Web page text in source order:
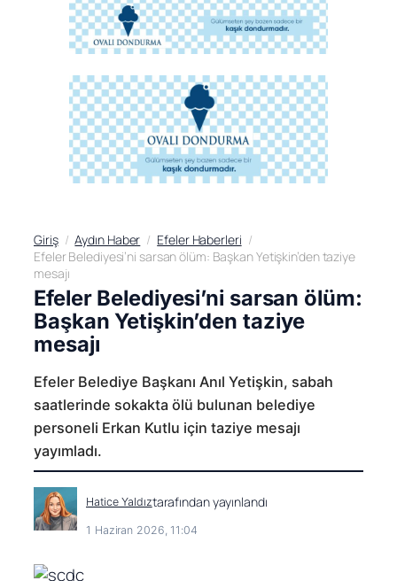
Giriş Aydın Haber
Efeler Haberleri
Efeler Belediyesi’ni sarsan ölüm: Başkan Yetişkin’den taziye
mesajı
Efeler Belediyesi’ni sarsan ölüm:
Başkan Yetişkin’den taziye
mesajı
Efeler Belediye Başkanı Anıl Yetişkin, sabah
saatlerinde sokakta ölü bulunan belediye
personeli Erkan Kutlu için taziye mesajı
yayımladı.
Hatice Yaldıztarafından yayınlandı
1 Haziran 2026, 11:04